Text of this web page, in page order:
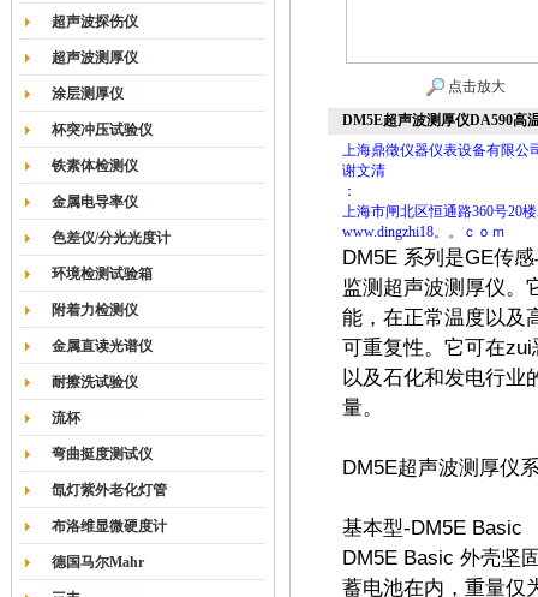
超声波探伤仪
超声波测厚仪
涂层测厚仪
杯突冲压试验仪
铁素体检测仪
金属电导率仪
色差仪/分光光度计
环境检测试验箱
附着力检测仪
金属直读光谱仪
耐擦洗试验仪
流杯
弯曲挺度测试仪
氙灯紫外老化灯管
布洛维显微硬度计
德国马尔Mahr
点击放大
DM5E超声波测厚仪DA590高
上海鼎徵仪器仪表设备有限公
谢文清
：
上海市闸北区恒通路360号20
www.dingzhi18。。ｃｏｍ
DM5E 系列是GE传
监测超声波测厚仪。
能，在正常温度以及
可重复性。它可在
以及石化和发电行业
量。
DM5E超声波测厚仪
基本型-DM5E Basic
DM5E Basic 外壳坚
蓄电池在内，重量仅